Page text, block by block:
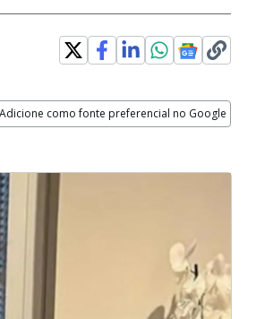
Adicione como fonte preferencial no Google